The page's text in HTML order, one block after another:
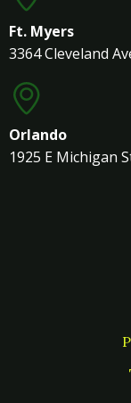
Ft. Myers
3364 Cleveland
Orlando
1925 E Michigan